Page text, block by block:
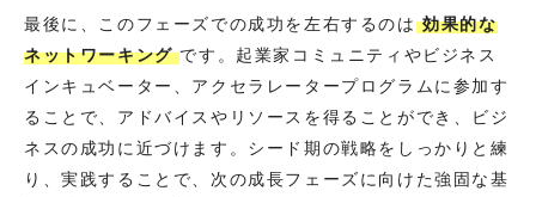
最後に、このフェーズでの成功を左右するのは効果的な
ネットワーキングです。起業家コミュニティやビジネス
インキュベーター、アクセラレータープログラムに参加す
ることで、アドバイスやリソースを得ることができ、ビジ
ネスの成功に近づけます。シード期の戦略をしっかりと練
り、実践することで、次の成長フェーズに向けた強固な基